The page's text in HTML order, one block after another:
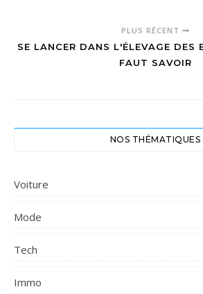
PLUS RÉCENT
SE LANCER DANS L'ÉLEVAGE DES
FAUT SAVOIR
NOS THÉMATIQUES
Voiture
Mode
Tech
Immo